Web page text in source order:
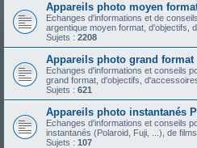
Appareils photo moyen
Echanges d'informations et de
argentique moyen format, d'objectifs,
Sujets : 2208
Appareils photo grand format
Echanges d'informations et conseils
grand format, d'objectifs,
Sujets : 621
Appareils photo instantanés
Echanges d'informations et conseils
instantanés (Polaroid, Fuji, ...), de films
Sujets : 107